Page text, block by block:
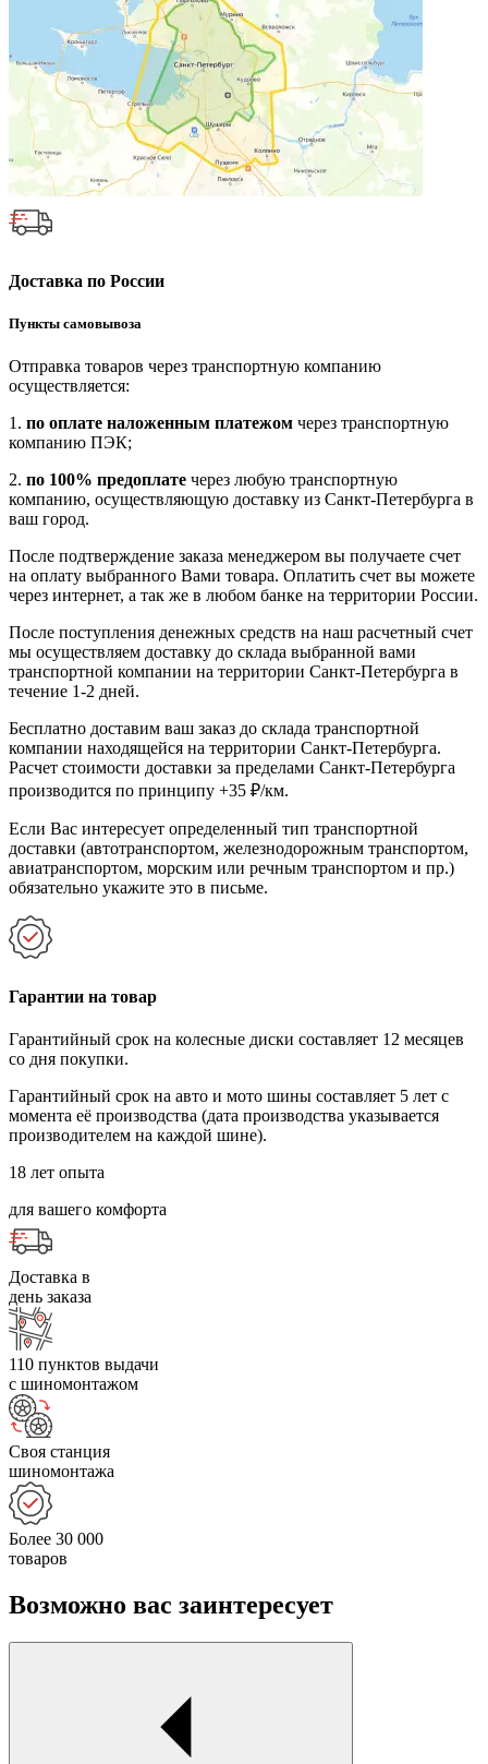
Доставка по России
Пункты самовывоза
Отправка товаров через транспортную компанию
осуществляется:
1. по оплате наложенным платежом через транспортную
компанию ПЭК;
2. по 100% предоплате через любую транспортную
компанию, осуществляющую доставку из Санкт-Петербурга в
ваш город.
После подтверждение заказа менеджером вы получаете счет
на оплату выбранного Вами товара. Оплатить счет вы можете
через интернет, а так же в любом банке на территории России.
После поступления денежных средств на наш расчетный счет
мы осуществляем доставку до склада выбранной вами
транспортной компании на территории Санкт-Петербурга в
течение 1-2 дней.
Бесплатно доставим ваш заказ до склада транспортной
компании находящейся на территории Санкт-Петербурга.
Расчет стоимости доставки за пределами Санкт-Петербурга
производится по принципу +35 ₽/км.
Если Вас интересует определенный тип транспортной
доставки (автотранспортом, железнодорожным транспортом,
авиатранспортом, морским или речным транспортом и пр.)
обязательно укажите это в письме.
Гарантии на товар
Гарантийный срок на колесные диски составляет 12 месяцев
со дня покупки.
Гарантийный срок на авто и мото шины составляет 5 лет с
момента её производства (дата производства указывается
производителем на каждой шине).
18 лет опыта
для вашего комфорта
Доставка в
день заказа
110 пунктов выдачи
с шиномонтажом
Своя станция
шиномонтажа
Более 30 000
товаров
Возможно вас заинтересует